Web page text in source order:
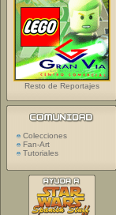
Resto de Reportajes
Colecciones
Fan-Art
Tutoriales